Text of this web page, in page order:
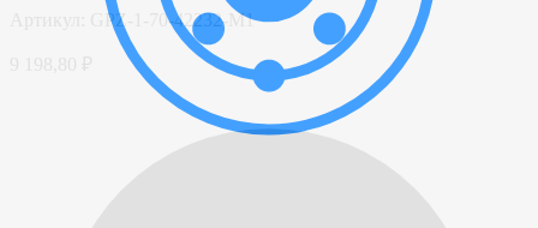
GPZ-1-70-42232-M1